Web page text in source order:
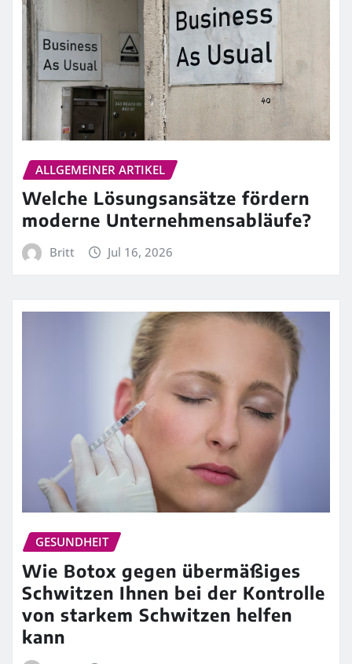
ALLGEMEINER ARTIKEL
Welche Lösungsansätze fördern
moderne Unternehmensabläufe?
Britt Jul 16, 2026
GESUNDHEIT
Wie Botox gegen übermäßiges
Schwitzen Ihnen bei der Kontrolle
von starkem Schwitzen helfen
kann